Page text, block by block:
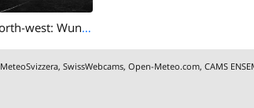
North-west: Wundberatung Kantonsspital Baselland
MeteoSvizzera,SwissWebcams,Open-Meteo.com,CAMS